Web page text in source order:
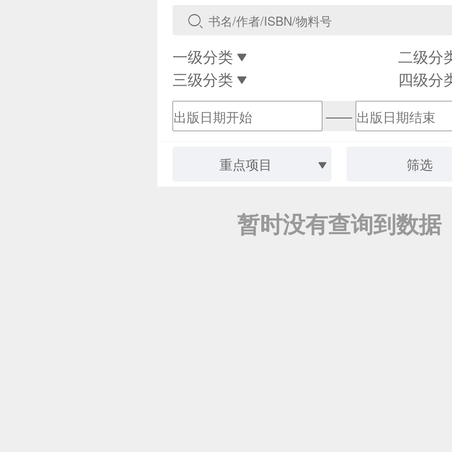
一级分类
二级分
三级分类
四级分
——
重点项目 筛选
暂时没有查询到数据